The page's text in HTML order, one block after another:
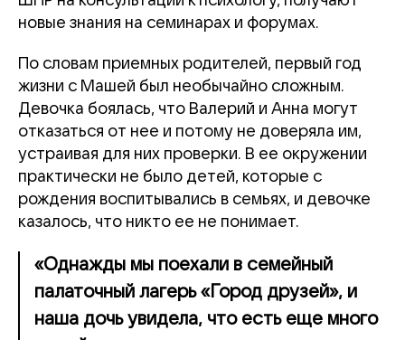
новые знания на семинарах и форумах.
По словам приемных родителей, первый год
жизни с Машей был необычайно сложным.
Девочка боялась, что Валерий и Анна могут
отказаться от нее и потому не доверяла им,
устраивая для них проверки. В ее окружении
практически не было детей, которые с
рождения воспитывались в семьях, и девочке
казалось, что никто ее не понимает.
«Однажды мы поехали в семейный
палаточный лагерь «Город друзей», и
наша дочь увидела, что есть еще много